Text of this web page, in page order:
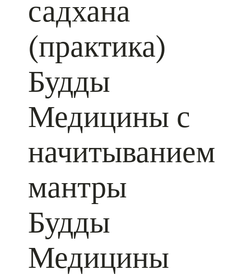
садхана
(практика)
Будды
Медицины с
начитыванием
мантры
Будды
Медицины